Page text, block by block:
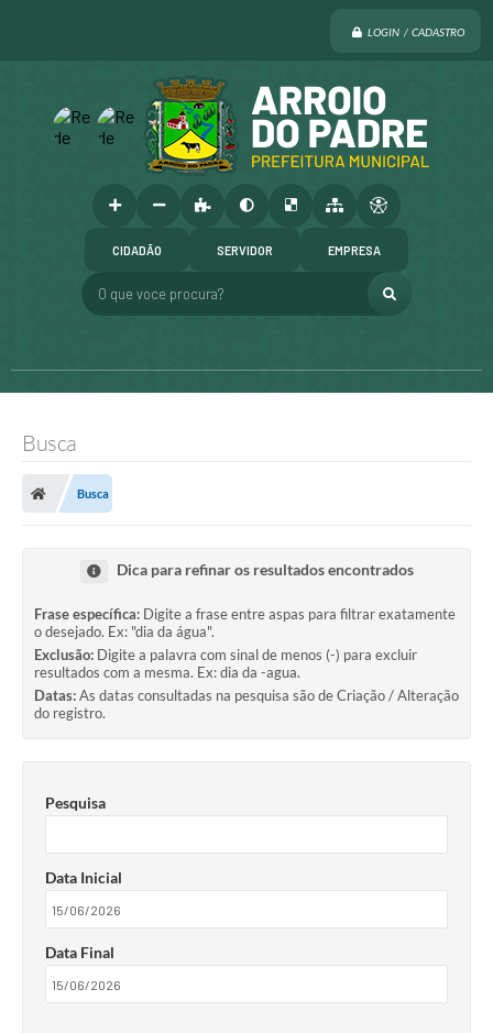
LOGIN / CADASTRO
O que voce procura?
CIDADÃO SERVIDOR EMPRESA
Busca
Busca
Dica para refinar os resultados encontrados
Frase específica: Digite a frase entre aspas para filtrar exatamente
o desejado. Ex: "dia da água".
Exclusão: Digite a palavra com sinal de menos (-) para excluir
resultados com a mesma. Ex: dia da -agua.
Datas:As datas consultadas na pesquisa são de Criação / Alteração
do registro.
Pesquisa
Data Inicial
Data Final